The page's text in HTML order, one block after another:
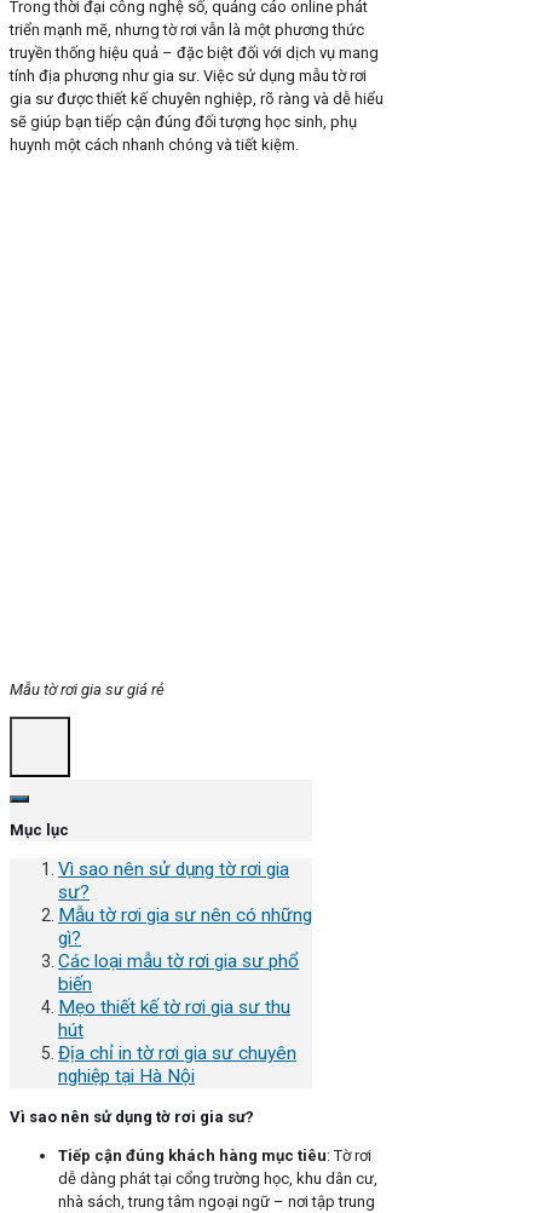
Trong thời đại công nghệ số, quảng cáo online phát
triển mạnh mẽ, nhưng tờ rơi vẫn là một phương thức
truyền thống hiệu quả – đặc biệt đối với dịch vụ mang
tính địa phương như gia sư. Việc sử dụng mẫu tờ rơi
gia sư được thiết kế chuyên nghiệp, rõ ràng và dễ hiểu
sẽ giúp bạn tiếp cận đúng đối tượng học sinh, phụ
huynh một cách nhanh chóng và tiết kiệm.
Mẫu tờ rơi gia sư giá rẻ
Mục lục
Vì sao nên sử dụng tờ rơi gia
sư?
Mẫu tờ rơi gia sư nên có những
gì?
Các loại mẫu tờ rơi gia sư phổ
biến
Mẹo thiết kế tờ rơi gia sư thu
hút
Địa chỉ in tờ rơi gia sư chuyên
nghiệp tại Hà Nội
Vì sao nên sử dụng tờ rơi gia sư?
Tiếp cận đúng khách hàng mục tiêu: Tờ rơi
dễ dàng phát tại cổng trường học, khu dân cư,
nhà sách, trung tâm ngoại ngữ – nơi tập trung